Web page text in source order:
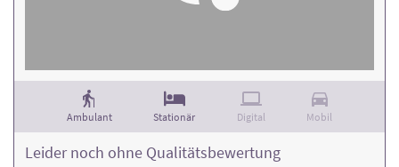
Ambulant Stationär Digital Mobil
Leider noch ohne Qualitätsbewertung